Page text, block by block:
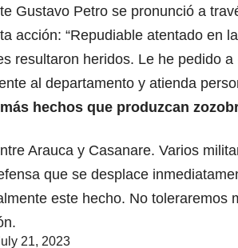
Gustavo Petro se pronunció a
acción: “Repudiable atentado en
resultaron heridos. Le he pedido
al departamento y atienda
hechos que produzcan
Arauca y Casanare. Varios
que se desplace
este hecho. No toleraremos
21, 2023